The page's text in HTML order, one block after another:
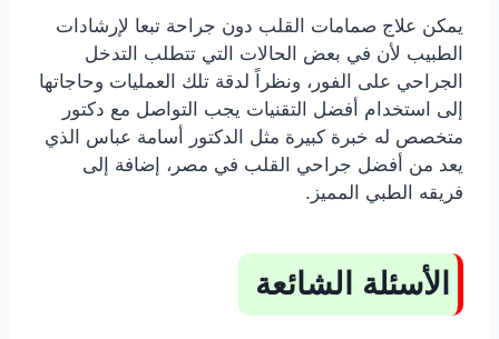
يمكن علاج صمامات القلب دون جراحة تبعا لإرشادات
الطبيب لأن في بعض الحالات التي تتطلب التدخل
الجراحي على الفور، ونظراً لدقة تلك العمليات وحاجاتها
إلى استخدام أفضل التقنيات يجب التواصل مع دكتور
متخصص له خبرة كبيرة مثل الدكتور أسامة عباس الذي
يعد من أفضل جراحي القلب في مصر، إضافة إلى
فريقه الطبي المميز.
الأسئلة الشائعة